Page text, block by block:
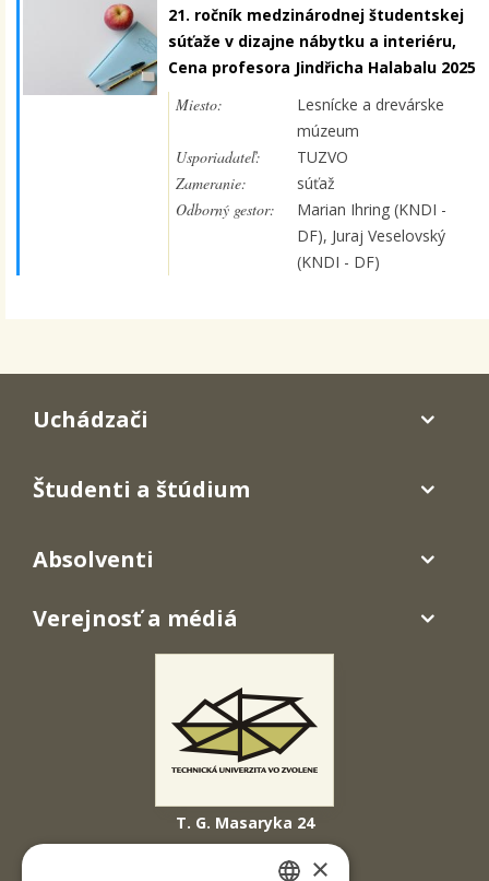
21. ročník medzinárodnej študentskej
súťaže v dizajne nábytku a interiéru,
Cena profesora Jindřicha Halabalu 2025
Miesto:
Lesnícke a drevárske
múzeum
Usporiadateľ:
TUZVO
Zameranie:
súťaž
Odborný gestor:
Marian Ihring (KNDI -
DF), Juraj Veselovský
(KNDI - DF)
T. G. Masaryka 24
960 01 Zvolen
Uchádzači
Študenti a štúdium
Absolventi
Verejnosť a médiá
×